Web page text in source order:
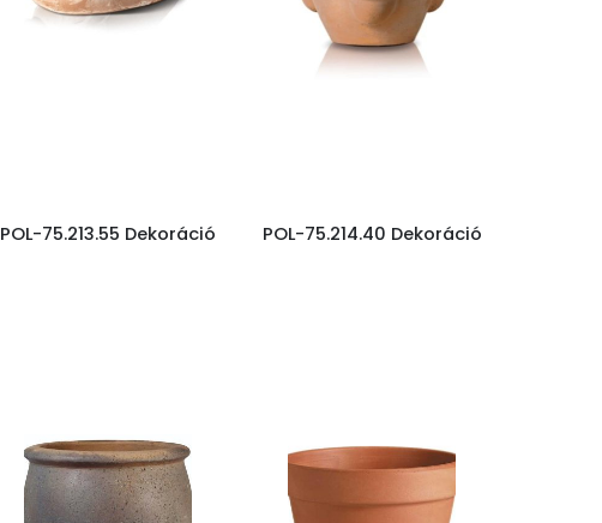
POL-75.213.55 Dekoráció POL-75.214.40 Dekoráció